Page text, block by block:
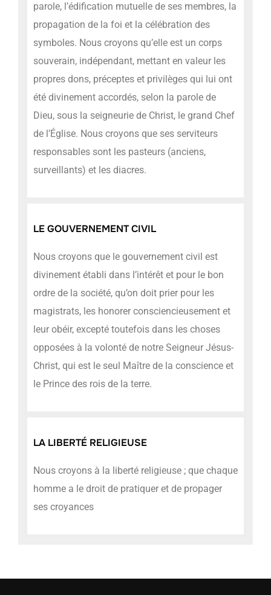
parole, l’édification mutuelle de ses membres, la
propagation de la foi et la célébration des
symboles. Nous croyons qu’elle est un corps
souverain, indépendant, mettant en valeur les
propres dons, préceptes et privilèges qui lui ont
été divinement accordés, selon la parole de
Dieu, sous la seigneurie de Christ, le grand Chef
de l’Église. Nous croyons que ses serviteurs
responsables sont les pasteurs (anciens,
surveillants) et les diacres.
LE GOUVERNEMENT CIVIL
Nous croyons que le gouvernement civil est
divinement établi dans l’intérêt et pour le bon
ordre de la société, qu’on doit prier pour les
magistrats, les honorer consciencieusement et
leur obéir, excepté toutefois dans les choses
opposées à la volonté de notre Seigneur Jésus-
Christ, qui est le seul Maître de la conscience et
le Prince des rois de la terre.
LA LIBERTÉ RELIGIEUSE
Nous croyons à la liberté religieuse ; que chaque
homme a le droit de pratiquer et de propager
ses croyances